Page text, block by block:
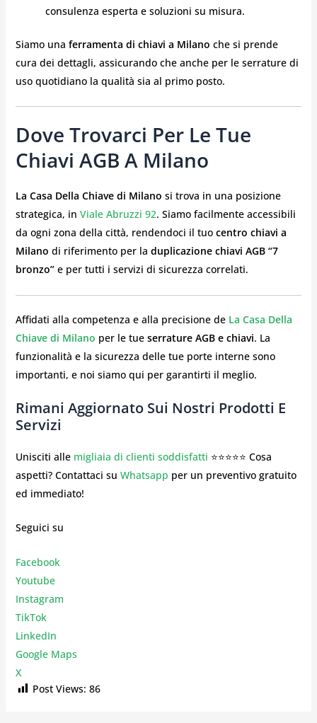
consulenza esperta e soluzioni su misura.
Siamo una ferramenta di chiavi a Milano che si prende
cura dei dettagli, assicurando che anche per le serrature di
uso quotidiano la qualità sia al primo posto.
Dove Trovarci Per Le Tue
Chiavi AGB A Milano
La Casa Della Chiave di Milano si trova in una posizione
strategica, in Viale Abruzzi 92. Siamo facilmente accessibili
da ogni zona della città, rendendoci il tuo centro chiavi a
Milano di riferimento per la duplicazione chiavi AGB “7
bronzo”e per tutti i servizi di sicurezza correlati.
Affidati alla competenza e alla precisione de La Casa Della
Chiave di Milano per le tue serrature AGB e chiavi. La
funzionalità e la sicurezza delle tue porte interne sono
importanti, e noi siamo qui per garantirti il meglio.
Rimani Aggiornato Sui Nostri Prodotti E
Servizi
Unisciti alle migliaia di clienti soddisfatti ⭐⭐⭐⭐⭐ Cosa
aspetti? Contattaci su Whatsapp per un preventivo gratuito
ed immediato!
Seguici su
Facebook
Youtube
Instagram
TikTok
LinkedIn
Google Maps
X
Post Views: 86